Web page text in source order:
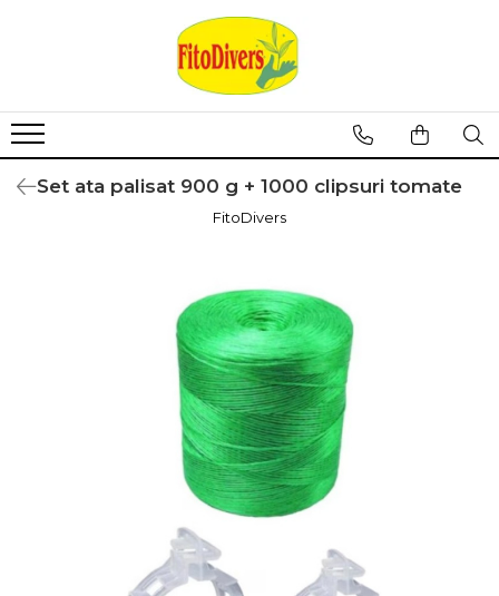
Set ata palisat 900 g + 1000 clipsuri tomate
FitoDivers